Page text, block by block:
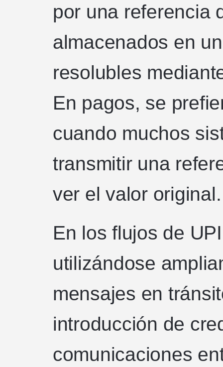
por una referencia
almacenados en
resolubles
En pagos, se
cuando muchos
transmitir una
ver el valor original.
En los flujos de
utilizándose
mensajes en
introducción de
comunicaciones